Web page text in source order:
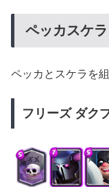
ペッカスケラ
ペッカとスケラを
フリーズ ダク